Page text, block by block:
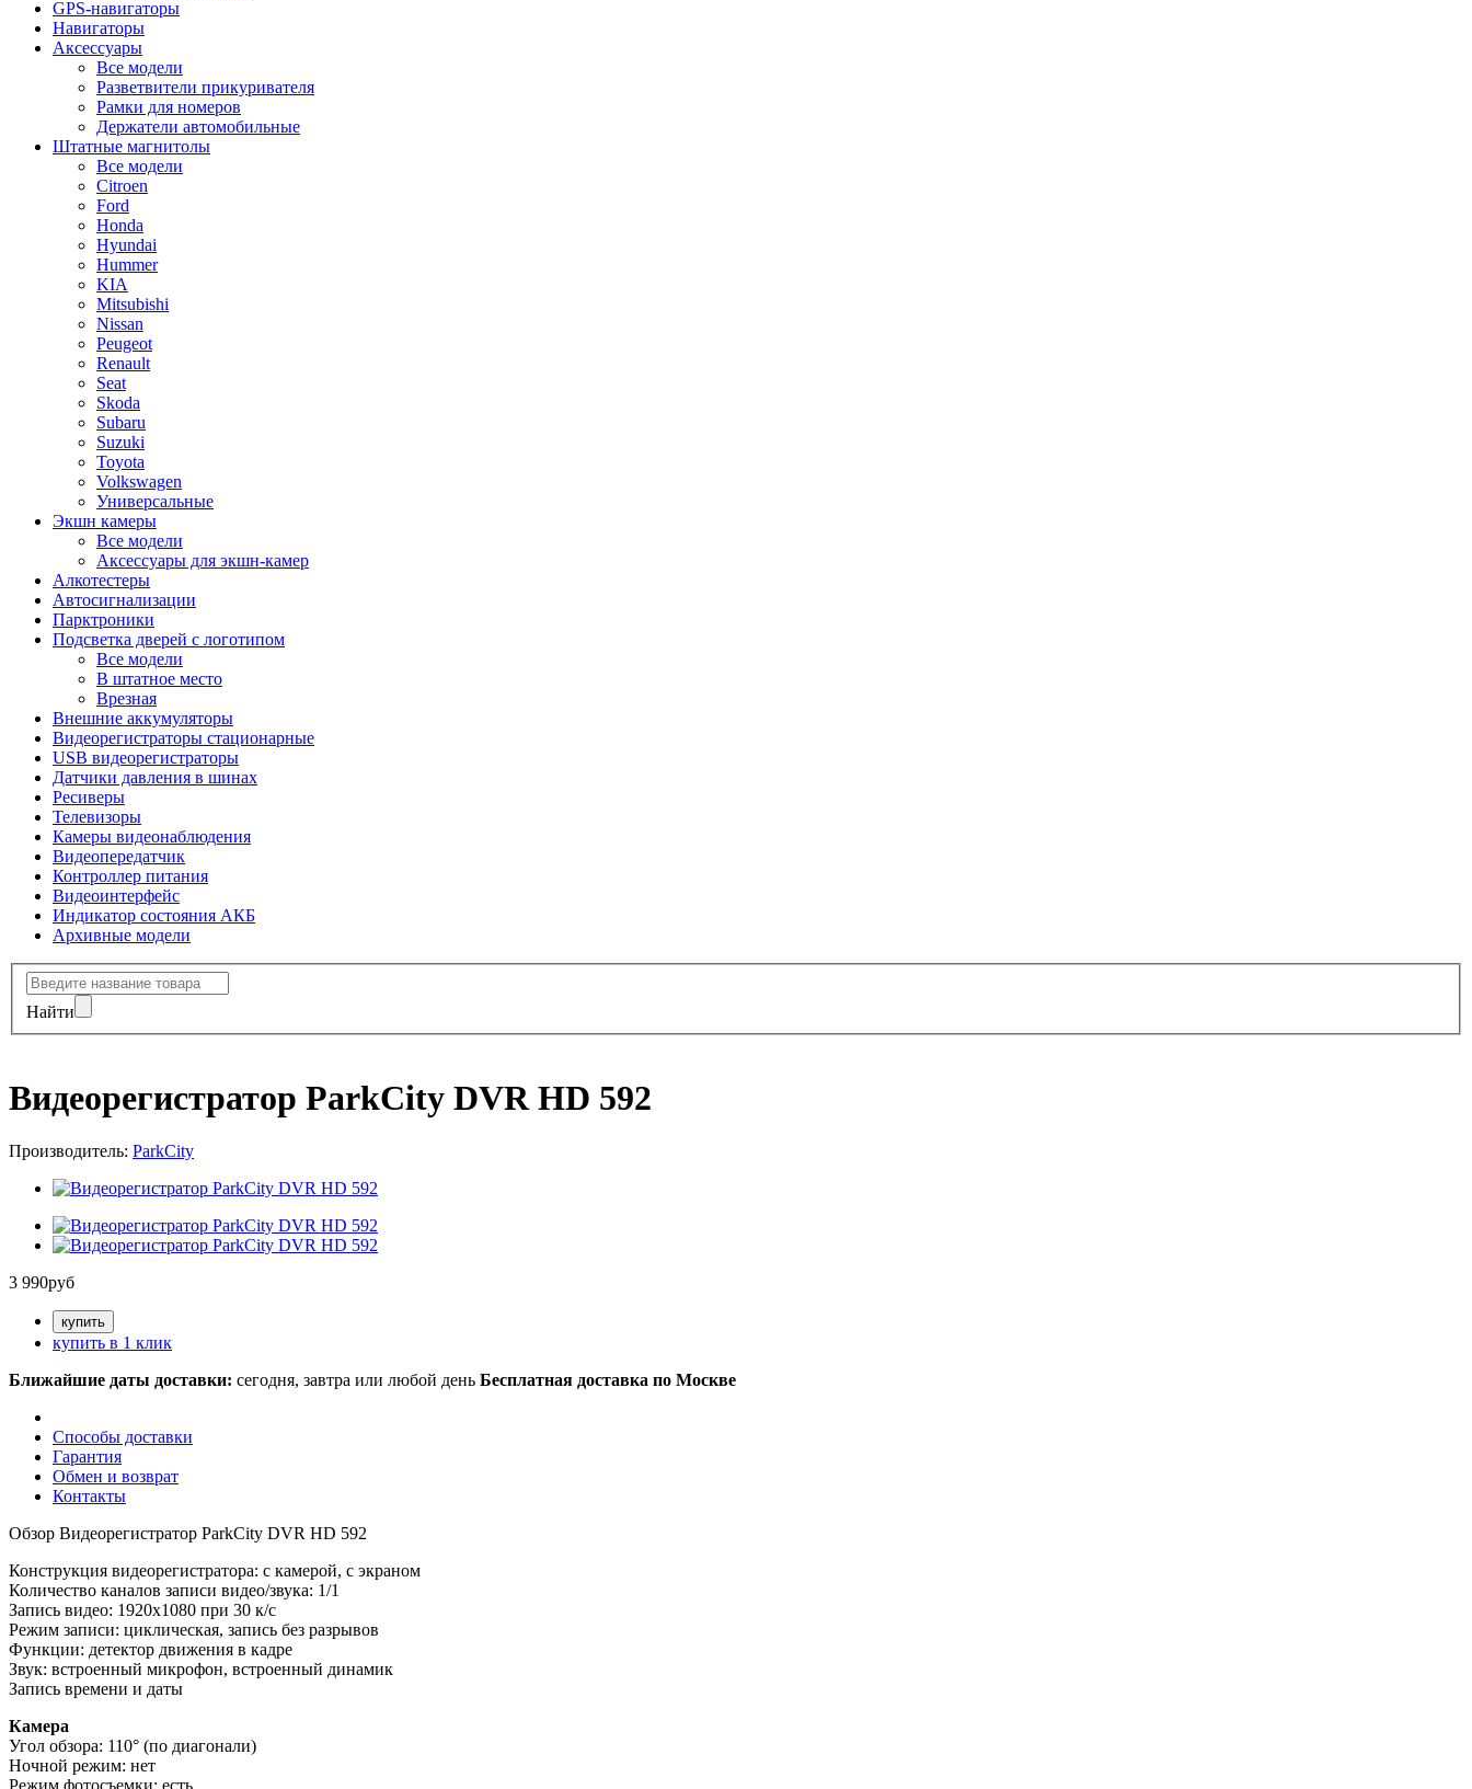
GPS-навигаторы
Навигаторы
Аксессуары
Все модели
Разветвители прикуривателя
Рамки для номеров
Держатели автомобильные
Штатные магнитолы
Все модели
Citroen
Ford
Honda
Hyundai
Hummer
KIA
Mitsubishi
Nissan
Peugeot
Renault
Seat
Skoda
Subaru
Suzuki
Toyota
Volkswagen
Универсальные
Экшн камеры
Все модели
Аксессуары для экшн-камер
Алкотестеры
Автосигнализации
Парктроники
Подсветка дверей с логотипом
Все модели
В штатное место
Врезная
Внешние аккумуляторы
Видеорегистраторы стационарные
USB видеорегистраторы
Датчики давления в шинах
Ресиверы
Телевизоры
Камеры видеонаблюдения
Видеопередатчик
Контроллер питания
Видеоинтерфейс
Индикатор состояния АКБ
Архивные модели
Найти
Видеорегистратор ParkCity DVR HD 592
Производитель: ParkCity
3 990руб
купить в 1 клик
Ближайшие даты доставки: сегодня, завтра или любой день Бесплатная доставка по Москве
Способы доставки
Гарантия
Обмен и возврат
Контакты
Обзор Видеорегистратор ParkCity DVR HD 592
Конструкция видеорегистратора: с камерой, с экраном
Количество каналов записи видео/звука: 1/1
Запись видео: 1920x1080 при 30 к/с
Режим записи: циклическая, запись без разрывов
Функции: детектор движения в кадре
Звук: встроенный микрофон, встроенный динамик
Запись времени и даты
Камера
Угол обзора: 110° (по диагонали)
Ночной режим: нет